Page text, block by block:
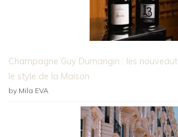
Champagne Guy Dumangin : les
le style de la Maison
by Mila EVA